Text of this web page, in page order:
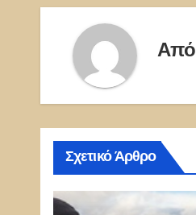
Από
Σχετικό Άρθρο